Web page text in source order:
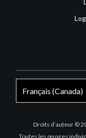
Droits d’auteur ©
Toutes les œuvres